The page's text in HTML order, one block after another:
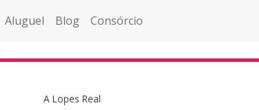
Aluguel Blog Consórcio
A Lopes Real